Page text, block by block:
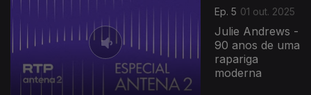
Ep. 5 01 out. 2025
Julie Andrews -
90 anos de uma
rapariga
moderna